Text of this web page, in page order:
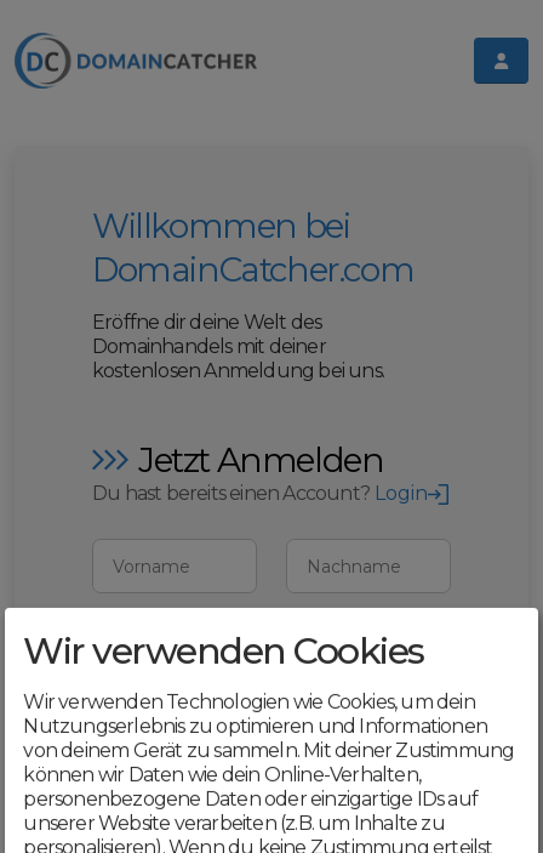
Willkommen bei
DomainCatcher.com
Eröffne dir deine Welt des
Domainhandels mit deiner
kostenlosen Anmeldung bei uns.
Jetzt Anmelden
Du hast bereits einen Account? Login
Vorname Nachname
E-Mail
Mit deiner Registrierung bestätigst du,
dass du dieAGBund
Datenschutzerklärung akzeptierst
Weiter
Wir verwenden Cookies
Wir verwenden Technologien wie Cookies, um dein
Nutzungserlebnis zu optimieren und Informationen
von deinem Gerät zu sammeln. Mit deiner Zustimmung
können wir Daten wie dein Online-Verhalten,
personenbezogene Daten oder einzigartige IDs auf
unserer Website verarbeiten (z.B. um Inhalte zu
personalisieren). Wenn du keine Zustimmung erteilst